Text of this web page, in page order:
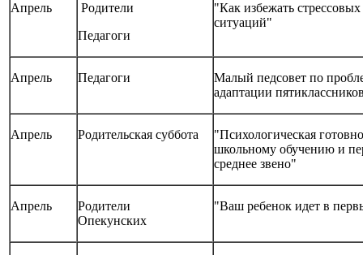
Апрель
Родители
Педагоги
"Как избежать стрессовых
ситуаций"
Апрель Педагоги
Малый педсовет по
адаптации
Апрель Родительская суббота
"Психологическая
школьному обучению и
среднее звено"
Апрель
Родители
Опекунских
"Ваш ребенок идет в